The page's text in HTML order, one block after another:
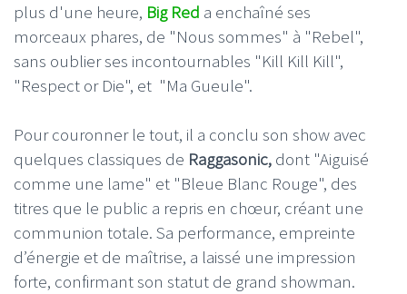
plus d'une heure, Big Red a enchaîné ses
morceaux phares, de "Nous sommes" à "Rebel",
sans oublier ses incontournables "Kill Kill Kill",
"Respect or Die", et "Ma Gueule".
Pour couronner le tout, il a conclu son show avec
quelques classiques de Raggasonic, dont "Aiguisé
comme une lame" et "Bleue Blanc Rouge", des
titres que le public a repris en chœur, créant une
communion totale. Sa performance, empreinte
d’énergie et de maîtrise, a laissé une impression
forte, confirmant son statut de grand showman.